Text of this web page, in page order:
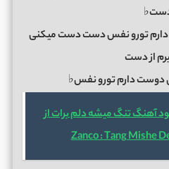
دارم تورو نفس دست دست میکنی
از دست
دوست دارم تورو نفس♭
آهنگ تنگ میشه دلم برات از